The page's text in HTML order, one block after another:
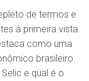
de termos e
à primeira vista.
como uma
brasileiro.
e qual é o